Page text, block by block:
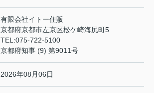
有限会社イトー住販
京都府京都市左京区松ケ崎海尻町5
TEL:075-722-5100
京都府知事 (9) 第9011号
2026年08月06日